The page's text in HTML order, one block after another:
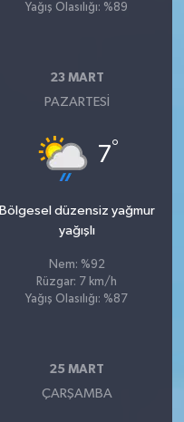
Yağış Olasılığı: %89
23 MART
PAZARTESI
7°
Bölgesel düzensiz yağmur
yağışlı
Nem: %92
Rüzgar: 7 km/h
Yağış Olasılığı: %87
25 MART
ÇARŞAMBA